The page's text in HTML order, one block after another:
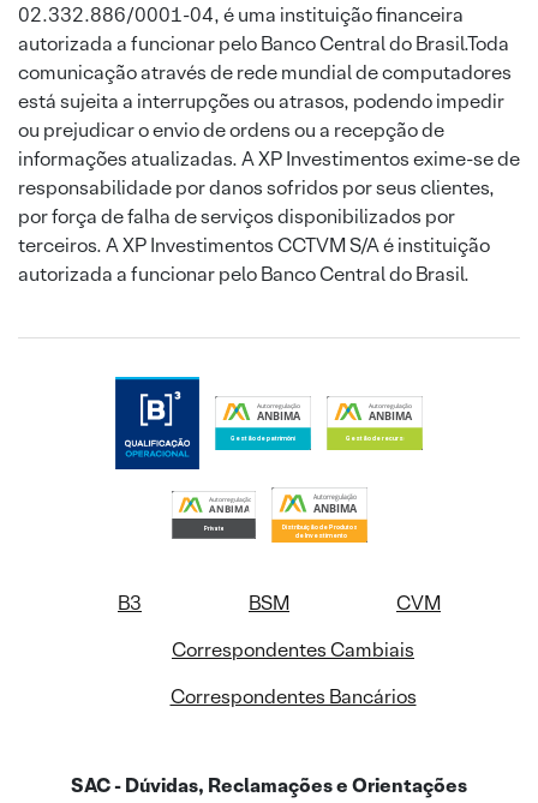
02.332.886/0001-04, é uma instituição financeira
autorizada a funcionar pelo Banco Central do Brasil.Toda
comunicação através de rede mundial de computadores
está sujeita a interrupções ou atrasos, podendo impedir
ou prejudicar o envio de ordens ou a recepção de
informações atualizadas. A XP Investimentos exime-se de
responsabilidade por danos sofridos por seus clientes,
por força de falha de serviços disponibilizados por
terceiros. A XP Investimentos CCTVM S/A é instituição
autorizada a funcionar pelo Banco Central do Brasil.
B3 BSM
CVM
Correspondentes Cambiais
Correspondentes Bancários
SAC - Dúvidas, Reclamações e Orientações